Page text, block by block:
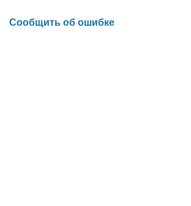
Сообщить об ошибке